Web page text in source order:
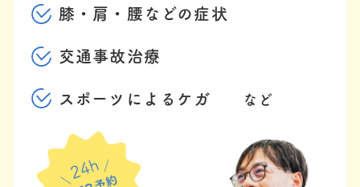
膝・肩・腰などの症状
交通事故治療
スポーツによるケガ など